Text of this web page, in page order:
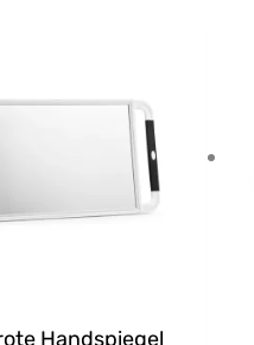
Handspiegel